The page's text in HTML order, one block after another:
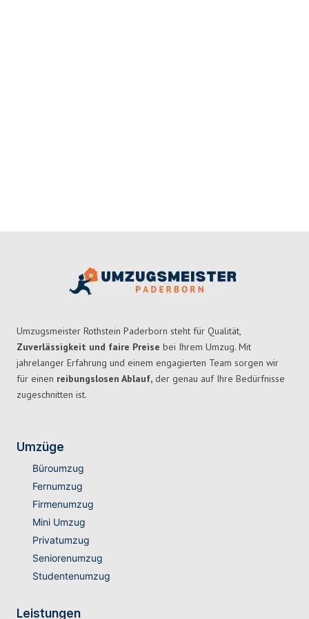
Umzugsmeister Rothstein Paderborn steht für Qualität,
Zuverlässigkeit und faire Preise bei Ihrem Umzug. Mit
jahrelanger Erfahrung und einem engagierten Team sorgen wir
für einen reibungslosen Ablauf, der genau auf Ihre Bedürfnisse
zugeschnitten ist.
Umzüge
Büroumzug
Fernumzug
Firmenumzug
Mini Umzug
Privatumzug
Seniorenumzug
Studentenumzug
Leistungen